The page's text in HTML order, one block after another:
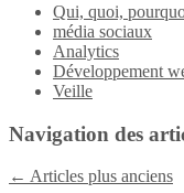
Qui, quoi,
média sociaux
Analytics
Développement
Veille
Navigation des
← Articles plus anciens